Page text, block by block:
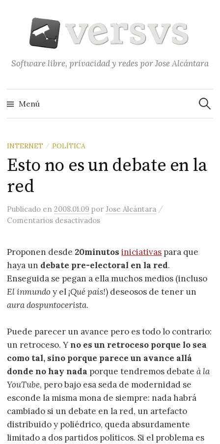
contenido
Software libre, privacidad y redes por Jose Alcántara
Menú
INTERNET / POLÍTICA
Esto no es un debate en la
red
Publicado en2008.01.09 porJose Alcántara /
Comentarios desactivadosen Esto no es un debate en la red
Proponen desde 20minutos iniciativas para que
haya un debate pre-electoral en la red.
Enseguida se pegan a ella muchos medios (incluso
El inmundo y el ¡Qué país!) deseosos de tener un
aura dospuntocerista.
Puede parecer un avance pero es todo lo contrario:
un retroceso. Yno es un retroceso porque lo sea
como tal, sino porque parece un avance allá
donde no hay nada porque tendremos debateà la
YouTube, pero bajo esa seda de modernidad se
esconde la misma mona de siempre: nada habrá
cambiado si un debate en la red, un artefacto
distribuido y poliédrico, queda absurdamente
limitado a dos partidos políticos. Si el problema es